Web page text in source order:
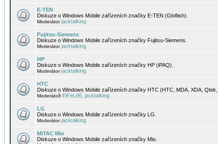
E-TEN
Diskuze o Windows Mobile zařízeních značky E-TEN (Glofiish).
Moderátorjacktalking
Fujitsu-Siemens
Diskuze o Windows Mobile zařízeních značky Fujitsu-Siemens.
Moderátorjacktalking
HP
Diskuze o Windows Mobile zařízeních značky HP (iPAQ).
Moderátorjacktalking
HTC
Diskuze o Windows Mobile zařízeních značky HTC (HTC, MDA, XDA,
Moderátoři EiFeL96 jacktalking
LG
Diskuze o Windows Mobile zařízeních značky LG.
Moderátorjacktalking
MiTAC Mio
Diskuze o Windows Mobile zařízeních značky Mio.